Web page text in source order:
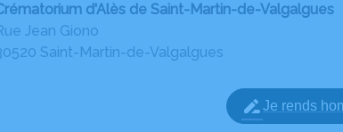
d'Alès de Saint-Martin-de-Valgalgues
Jean Giono
Saint-Martin-de-Valgalgues
Je rends